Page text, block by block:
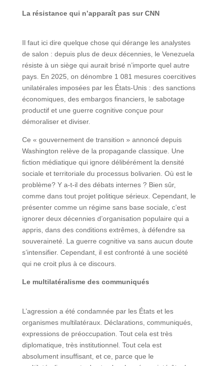
La résistance qui n’apparaît pas sur CNN
Il faut ici dire quelque chose qui dérange les analystes
de salon : depuis plus de deux décennies, le Venezuela
résiste à un siège qui aurait brisé n’importe quel autre
pays. En 2025, on dénombre 1 081 mesures coercitives
unilatérales imposées par les États-Unis : des sanctions
économiques, des embargos financiers, le sabotage
productif et une guerre cognitive conçue pour
démoraliser et diviser.
Ce « gouvernement de transition » annoncé depuis
Washington relève de la propagande classique. Une
fiction médiatique qui ignore délibérément la densité
sociale et territoriale du processus bolivarien. Où est le
problème? Y a-t-il des débats internes ? Bien sûr,
comme dans tout projet politique sérieux. Cependant, le
présenter comme un régime sans base sociale, c’est
ignorer deux décennies d’organisation populaire qui a
appris, dans des conditions extrêmes, à défendre sa
souveraineté. La guerre cognitive va sans aucun doute
s’intensifier. Cependant, il est confronté à une société
qui ne croit plus à ce discours.
Le multilatéralisme des communiqués
L’agression a été condamnée par les États et les
organismes multilatéraux. Déclarations, communiqués,
expressions de préoccupation. Tout cela est très
diplomatique, très institutionnel. Tout cela est
absolument insuffisant, et ce, parce que le